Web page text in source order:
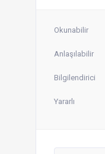
Okunabilir
Anlaşılabilir
Bilgilendirici
Yararlı